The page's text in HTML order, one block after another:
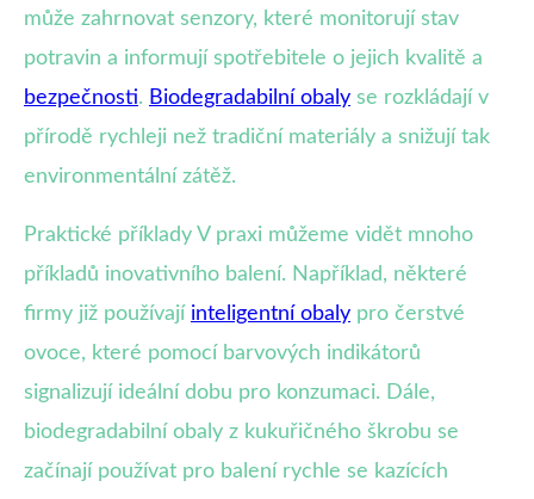
může zahrnovat senzory, které monitorují stav
potravin a informují spotřebitele o jejich kvalitě a
bezpečnosti. Biodegradabilní obaly se rozkládají v
přírodě rychleji než tradiční materiály a snižují tak
environmentální zátěž.
Praktické příklady V praxi můžeme vidět mnoho
příkladů inovativního balení. Například, některé
firmy již používají inteligentní obaly pro čerstvé
ovoce, které pomocí barvových indikátorů
signalizují ideální dobu pro konzumaci. Dále,
biodegradabilní obaly z kukuřičného škrobu se
začínají používat pro balení rychle se kazících